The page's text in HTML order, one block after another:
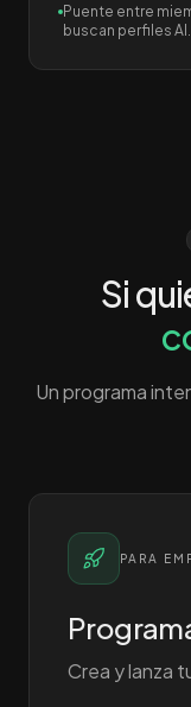
Puente entre
buscan perfiles AI.
Si
Un programa
PARA
Crea y lanza